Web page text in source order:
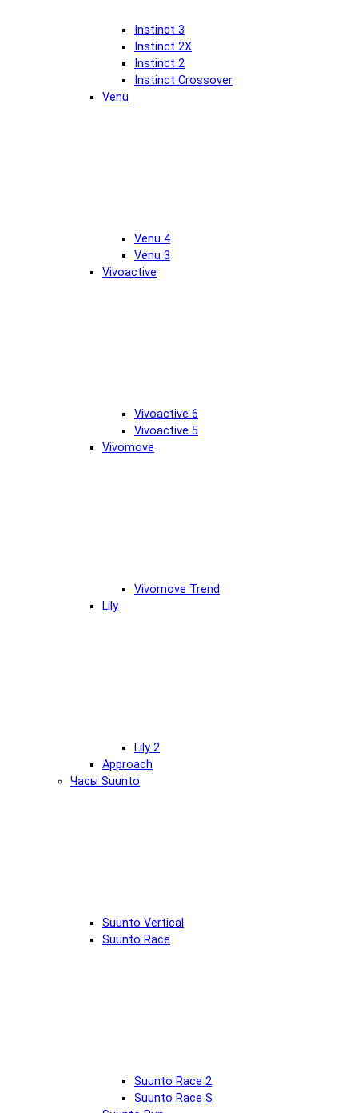
Instinct 3
Instinct 2X
Instinct 2
Instinct Crossover
Venu
Venu 4
Venu 3
Vivoactive
Vivoactive 6
Vivoactive 5
Vivomove
Vivomove Trend
Lily
Lily 2
Approach
Часы Suunto
Suunto Vertical
Suunto Race
Suunto Race 2
Suunto Race S